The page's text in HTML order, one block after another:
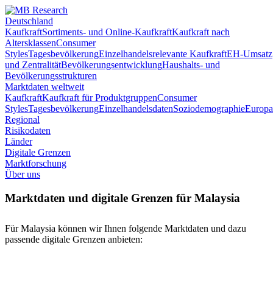
Deutschland
KaufkraftSortiments- und Online-KaufkraftKaufkraft nach
AltersklassenConsumer
StylesTagesbevölkerungEinzelhandelsrelevante KaufkraftEH-Umsatz
und ZentralitätBevölkerungsentwicklungHaushalts- und
Bevölkerungsstrukturen
Marktdaten weltweit
KaufkraftKaufkraft für ProduktgruppenConsumer
StylesTagesbevölkerungEinzelhandelsdatenSoziodemographieEuropa
Regional
Risikodaten
Länder
Digitale Grenzen
Marktforschung
Über uns
Marktdaten und digitale Grenzen für Malaysia
Für Malaysia können wir Ihnen folgende Marktdaten und dazu
passende digitale Grenzen anbieten: